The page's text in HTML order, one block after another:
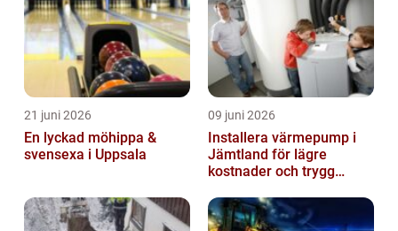
21 juni 2026
En lyckad möhippa &
svensexa i Uppsala
09 juni 2026
Installera värmepump i
Jämtland för lägre
kostnader och trygg